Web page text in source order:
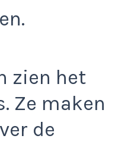
zien het
Ze maken
de